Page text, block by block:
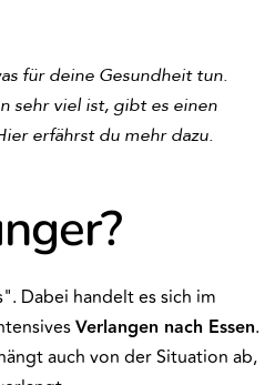
für deine Gesundheit tun.
sehr viel ist, gibt es einen
erfährst du mehr dazu.
Dabei handelt es sich im
Verlangen nach Essen.
auch von der Situation ab,